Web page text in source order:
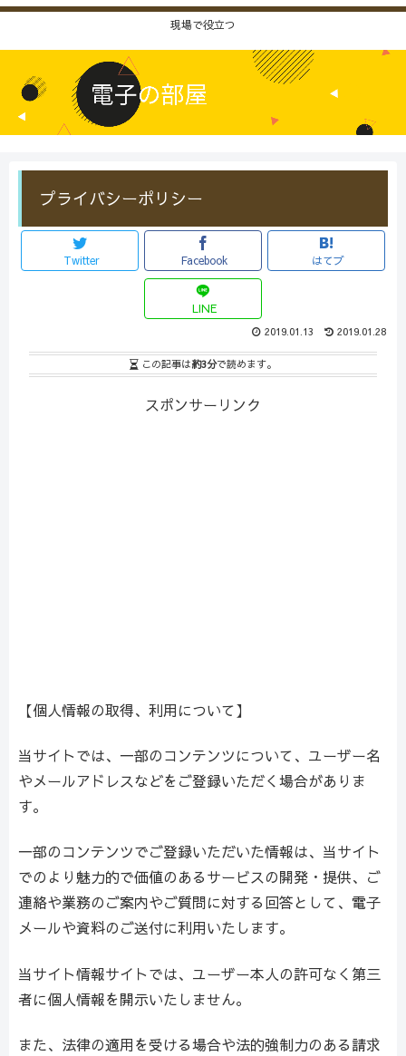
現場で役立つ
プライバシーポリシー
Twitter Facebook はてブ
LINE
2019.01.28
2019.01.13
この記事は約3分で読めます。
スポンサーリンク
【個人情報の取得、利用について】
当サイトでは、一部のコンテンツについて、ユーザー名
やメールアドレスなどをご登録いただく場合がありま
す。
一部のコンテンツでご登録いただいた情報は、当サイト
でのより魅力的で価値のあるサービスの開発・提供、ご
連絡や業務のご案内やご質問に対する回答として、電子
メールや資料のご送付に利用いたします。
当サイト情報サイトでは、ユーザー本人の許可なく第三
者に個人情報を開示いたしません。
また、法律の適用を受ける場合や法的強制力のある請求